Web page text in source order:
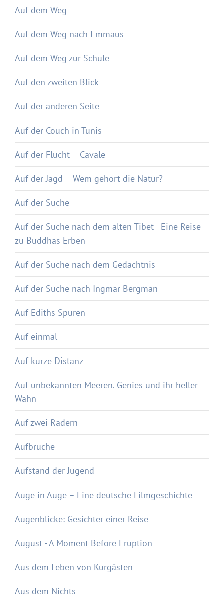
Auf dem Weg
Auf dem Weg nach Emmaus
Auf dem Weg zur Schule
Auf den zweiten Blick
Auf der anderen Seite
Auf der Couch in Tunis
Auf der Flucht – Cavale
Auf der Jagd – Wem gehört die Natur?
Auf der Suche
Auf der Suche nach dem alten Tibet - Eine Reise
zu Buddhas Erben
Auf der Suche nach dem Gedächtnis
Auf der Suche nach Ingmar Bergman
Auf Ediths Spuren
Auf einmal
Auf kurze Distanz
Auf unbekannten Meeren. Genies und ihr heller
Wahn
Auf zwei Rädern
Aufbrüche
Aufstand der Jugend
Auge in Auge – Eine deutsche Filmgeschichte
Augenblicke: Gesichter einer Reise
August - A Moment Before Eruption
Aus dem Leben von Kurgästen
Aus dem Nichts